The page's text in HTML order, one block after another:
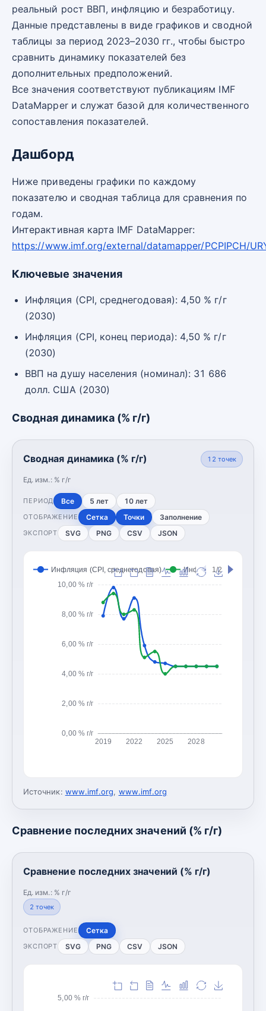
реальный рост ВВП, инфляцию и безработицу.
Данные представлены в виде графиков и сводной
таблицы за период 2023–2030 гг., чтобы быстро
сравнить динамику показателей без
дополнительных предположений.
Все значения соответствуют публикациям IMF
DataMapper и служат базой для количественного
сопоставления показателей.
Дашборд
Ниже приведены графики по каждому
показателю и сводная таблица для сравнения по
годам.
Интерактивная карта IMF DataMapper:
https://www.imf.org/external/datamapper/PCPIPCH/
Ключевые значения
Инфляция (CPI, среднегодовая): 4,50 % г/г
(2030)
Инфляция (CPI, конец периода): 4,50 % г/г
(2030)
ВВП на душу населения (номинал): 31 686
долл. США (2030)
Сводная динамика (% г/г)
Сводная динамика (% г/г)
Ед. изм.: % г/г
12 точек
ПЕРИОД Все 5 лет 10 лет
ОТОБРАЖЕНИЕ Сетка Точки Заполнение
ЭКСПОРТ SVG PNG CSV JSON
0,00 % г/г
2,00 % г/г
4,00 % г/г
6,00 % г/г
8,00 % г/г
10,00 % г/г
2019 2022 2025 2028
Инфляция (CPI, среднегодовая) Инфляция (CPI, конец
1/2
Источник: www.imf.org, www.imf.org
Сравнение последних значений (% г/г)
Сравнение последних значений (% г/г)
Ед. изм.: % г/г
2 точек
ОТОБРАЖЕНИЕ Сетка
ЭКСПОРТ SVG PNG CSV JSON
5,00 % г/г